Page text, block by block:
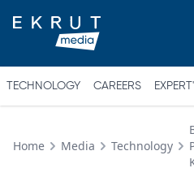
TECHNOLOGY CAREERS
Home Media Technology